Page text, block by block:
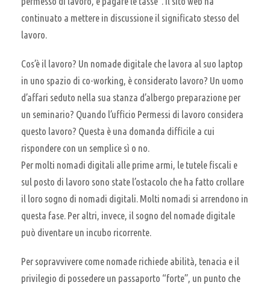
continuato a mettere in discussione il significato stesso del
lavoro.
Cos’è il lavoro? Un nomade digitale che lavora al suo laptop
in uno spazio di co-working, è considerato lavoro? Un uomo
d’affari seduto nella sua stanza d’albergo preparazione per
un seminario? Quando l’ufficio Permessi di lavoro considera
questo lavoro? Questa è una domanda difficile a cui
rispondere con un semplice sì o no.
Per molti nomadi digitali alle prime armi, le tutele fiscali e
sul posto di lavoro sono state l’ostacolo che ha fatto crollare
il loro sogno di nomadi digitali. Molti nomadi si arrendono in
questa fase. Per altri, invece, il sogno del nomade digitale
può diventare un incubo ricorrente.
Per sopravvivere come nomade richiede abilità, tenacia e il
privilegio di possedere un passaporto “forte”, un punto che